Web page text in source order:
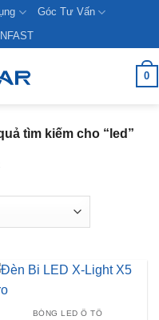
Góc Tư Vấn
0
tìm kiếm cho “led”
BÓNG LED Ô TÔ